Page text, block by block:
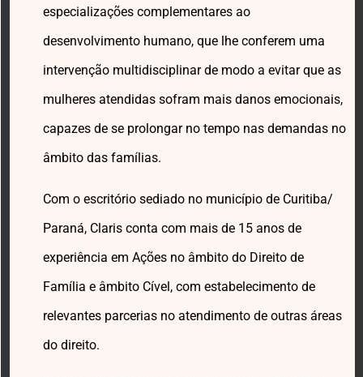
especializações complementares ao
desenvolvimento humano, que lhe conferem uma
intervenção multidisciplinar de modo a evitar que as
mulheres atendidas sofram mais danos emocionais,
capazes de se prolongar no tempo nas demandas no
âmbito das famílias.
Com o escritório sediado no município de Curitiba/
Paraná, Claris conta com mais de 15 anos de
experiência em Ações no âmbito do Direito de
Família e âmbito Cível, com estabelecimento de
relevantes parcerias no atendimento de outras áreas
do direito.